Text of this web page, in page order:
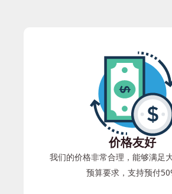
价格友好
我们的价格非常合理，能够满足
预算要求，支持预付